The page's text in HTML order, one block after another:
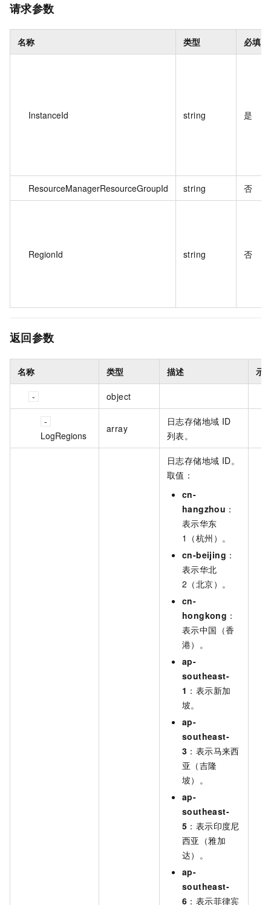
请求参数
名称 类型 必填
InstanceId string 是
ResourceManagerResourceGroupId string 否
RegionId string 否
返回参数
名称 类型 描述 示
object
LogRegions
array
日志存储地域 ID
列表。
日志存储地域 ID。
取值：
cn-
hangzhou ：
表示华东
1（杭州）。
cn-beijing ：
表示华北
2（北京）。
cn-
hongkong ：
表示中国（香
港）。
ap-
southeast-
1 ：表示新加
坡。
ap-
southeast-
3 ：表示马来西
亚（吉隆
坡）。
ap-
southeast-
5 ：表示印度尼
西亚（雅加
达）。
ap-
southeast-
6 ：表示菲律宾